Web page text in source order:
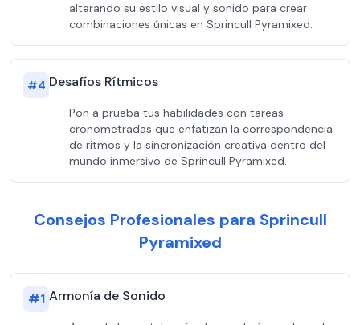
alterando su estilo visual y sonido para crear
combinaciones únicas en Sprincull Pyramixed.
#4 Desafíos Rítmicos
Pon a prueba tus habilidades con tareas
cronometradas que enfatizan la correspondencia
de ritmos y la sincronización creativa dentro del
mundo inmersivo de Sprincull Pyramixed.
Consejos Profesionales para Sprincull
Pyramixed
#1 Armonía de Sonido